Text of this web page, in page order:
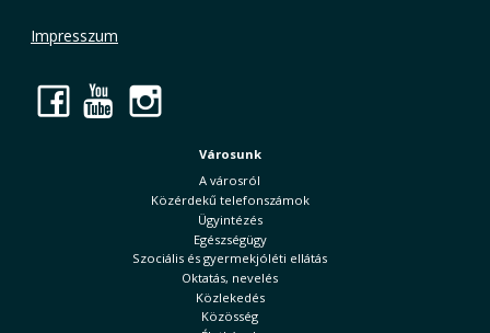
Impresszum
Facebook
YouTube
Városunk
A városról
Közérdekű telefonszámok
Ügyintézés
Egészségügy
Szociális és gyermekjóléti ellátás
Oktatás, nevelés
Közlekedés
Közösség